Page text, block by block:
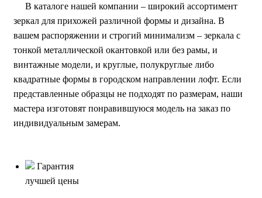
В каталоге нашей компании – широкий ассортимент
зеркал для прихожей различной формы и дизайна. В
вашем распоряжении и строгий минимализм – зеркала с
тонкой металлической окантовкой или без рамы, и
винтажные модели, и круглые, полукруглые либо
квадратные формы в городском направлении лофт. Если
представленные образцы не подходят по размерам, наши
мастера изготовят понравившуюся модель на заказ по
индивидуальным замерам.
Гарантия
лучшей цены